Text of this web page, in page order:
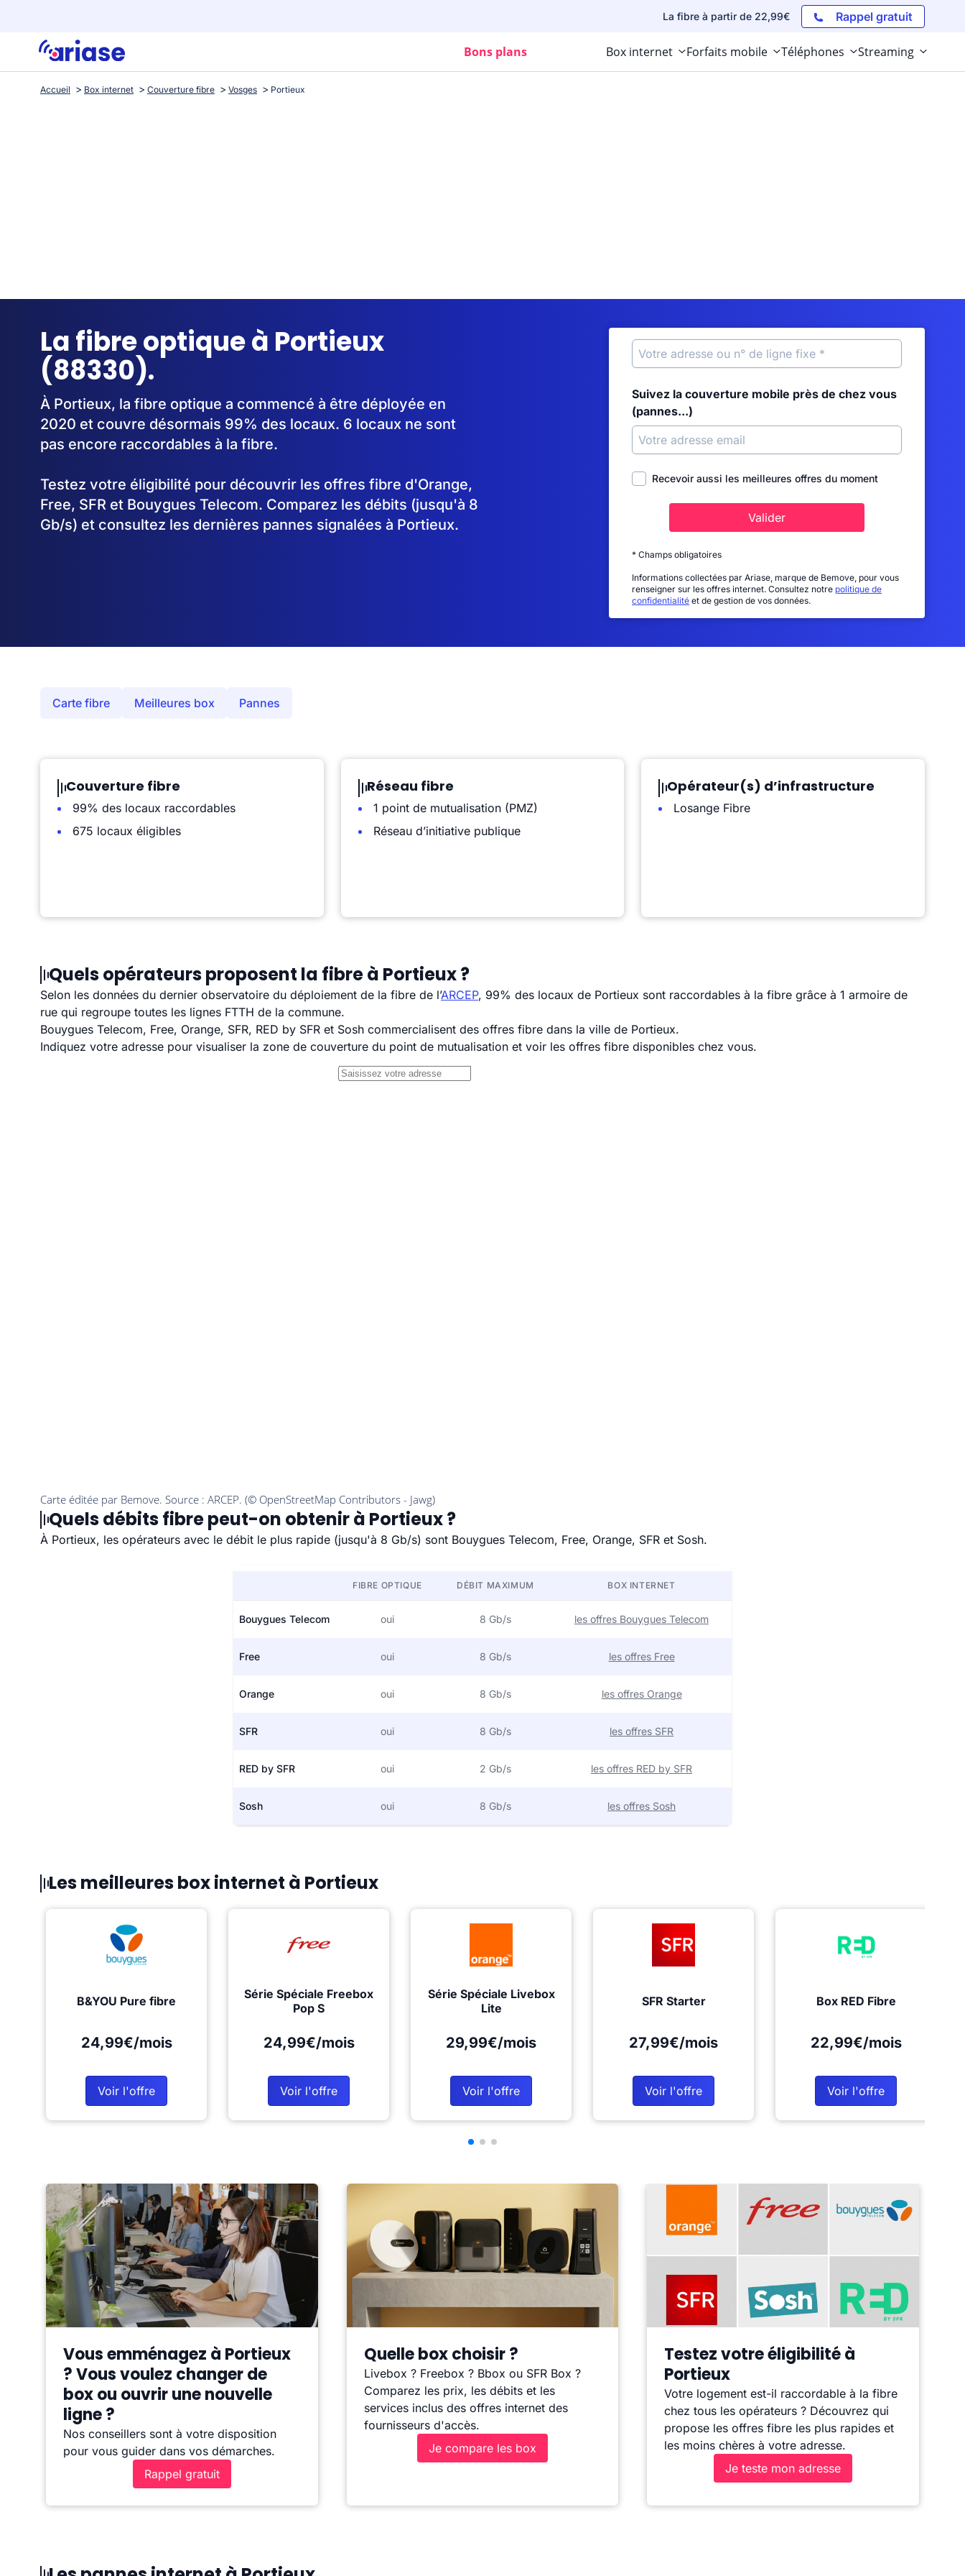
La fibre à partir de 22,99€ Rappel gratuit
Bons plans Box internet Forfaits mobile Téléphones Streaming
Accueil Box internet Couverture fibre Vosges Portieux
La fibre optique à Portieux
(88330).
À Portieux, la fibre optique a commencé à être déployée en
2020 et couvre désormais 99% des locaux. 6 locaux ne sont
pas encore raccordables à la fibre.
Testez votre éligibilité pour découvrir les offres fibre d'Orange,
Free, SFR et Bouygues Telecom. Comparez les débits (jusqu'à 8
Gb/s) et consultez les dernières pannes signalées à Portieux.
Suivez la couverture mobile près de chez vous
(pannes...)
Recevoir aussi les meilleures offres du moment
Valider
* Champs obligatoires
Informations collectées par Ariase, marque de Bemove, pour vous
renseigner sur les offres internet. Consultez notre politique de
confidentialité et de gestion de vos données.
Carte fibre Meilleures box Pannes
Couverture fibre
99% des locaux raccordables
675 locaux éligibles
Réseau fibre
1 point de mutualisation (PMZ)
Réseau d’initiative publique
Opérateur(s) d’infrastructure
Losange Fibre
Quels opérateurs proposent la fibre à Portieux ?
Selon les données du dernier observatoire du déploiement de la fibre de l’ARCEP, 99% des locaux de Portieux sont raccordables à la fibre grâce à 1 armoire de
rue qui regroupe toutes les lignes FTTH de la commune.
Bouygues Telecom, Free, Orange, SFR, RED by SFR et Sosh commercialisent des offres fibre dans la ville de Portieux.
Indiquez votre adresse pour visualiser la zone de couverture du point de mutualisation et voir les offres fibre disponibles chez vous.
Quels débits fibre peut-on obtenir à Portieux ?
À Portieux, les opérateurs avec le débit le plus rapide (jusqu'à 8 Gb/s) sont Bouygues Telecom, Free, Orange, SFR et Sosh.
FIBRE OPTIQUE DÉBIT MAXIMUM BOX INTERNET
Bouygues Telecom oui 8 Gb/s les offres Bouygues Telecom
Free oui 8 Gb/s les offres Free
Orange oui 8 Gb/s les offres Orange
SFR oui 8 Gb/s les offres SFR
RED by SFR oui 2 Gb/s les offres RED by SFR
Sosh oui 8 Gb/s les offres Sosh
Les meilleures box internet à Portieux
B&YOU Pure fibre
24,99€/mois
Voir l'offre
Série Spéciale Freebox
Pop S
24,99€/mois
Voir l'offre
Série Spéciale Livebox
Lite
29,99€/mois
Voir l'offre
SFR Starter
27,99€/mois
Voir l'offre
Box RED Fibre
22,99€/mois
Voir l'offre
Vous emménagez à Portieux
? Vous voulez changer de
box ou ouvrir une nouvelle
ligne ?
Nos conseillers sont à votre disposition
pour vous guider dans vos démarches.
Rappel gratuit
Quelle box choisir ?
Livebox ? Freebox ? Bbox ou SFR Box ?
Comparez les prix, les débits et les
services inclus des offres internet des
fournisseurs d'accès.
Je compare les box
Testez votre éligibilité à
Portieux
Votre logement est-il raccordable à la fibre
chez tous les opérateurs ? Découvrez qui
propose les offres fibre les plus rapides et
les moins chères à votre adresse.
Je teste mon adresse